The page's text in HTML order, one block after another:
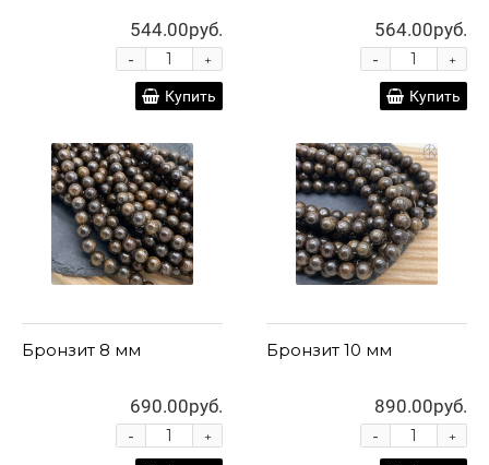
544.00руб.
+
-
Купить
564.00руб.
+
-
Купить
Бронзит 8 мм
690.00руб.
+
-
Бронзит 10 мм
890.00руб.
+
-